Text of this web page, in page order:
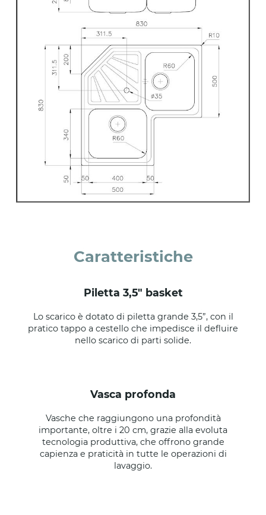
Caratteristiche
piletta 3,5" basket
Lo scarico è dotato di piletta grande 3,5”, con il
pratico tappo a cestello che impedisce il defluire
nello scarico di parti solide.
vasca profonda
Vasche che raggiungono una profondità
importante, oltre i 20 cm, grazie alla evoluta
tecnologia produttiva, che offrono grande
capienza e praticità in tutte le operazioni di
lavaggio.